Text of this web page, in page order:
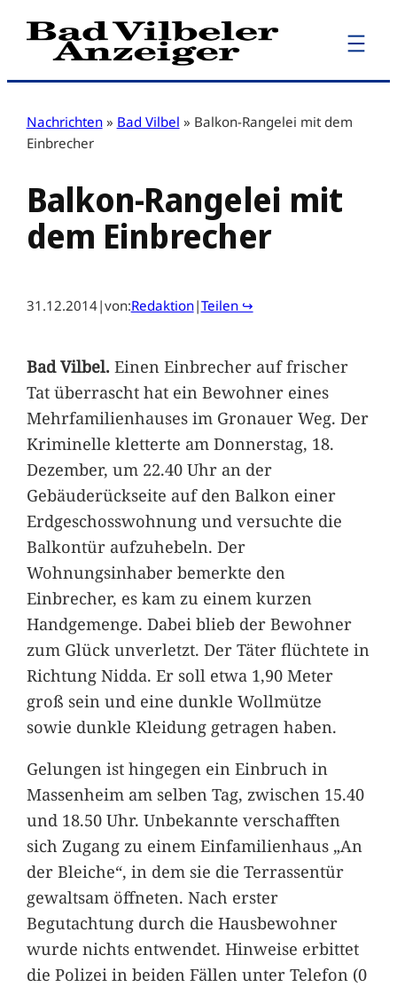
Zum
Inhalt
Nachrichten » Bad Vilbel » Balkon-Rangelei mit dem
Einbrecher
Balkon-Rangelei mit
dem Einbrecher
31.12.2014|von:Redaktion|Teilen ↪
Bad Vilbel.Einen Einbrecher auf frischer
Tat überrascht hat ein Bewohner eines
Mehrfamilienhauses im Gronauer Weg. Der
Kriminelle kletterte am Donnerstag, 18.
Dezember, um 22.40 Uhr an der
Gebäuderückseite auf den Balkon einer
Erdgeschosswohnung und versuchte die
Balkontür aufzuhebeln. Der
Wohnungsinhaber bemerkte den
Einbrecher, es kam zu einem kurzen
Handgemenge. Dabei blieb der Bewohner
zum Glück unverletzt. Der Täter flüchtete in
Richtung Nidda. Er soll etwa 1,90 Meter
groß sein und eine dunkle Wollmütze
sowie dunkle Kleidung getragen haben.
Gelungen ist hingegen ein Einbruch in
Massenheim am selben Tag, zwischen 15.40
und 18.50 Uhr. Unbekannte verschafften
sich Zugang zu einem Einfamilienhaus „An
der Bleiche“, in dem sie die Terrassentür
gewaltsam öffneten. Nach erster
Begutachtung durch die Hausbewohner
wurde nichts entwendet. Hinweise erbittet
die Polizei in beiden Fällen unter Telefon (0